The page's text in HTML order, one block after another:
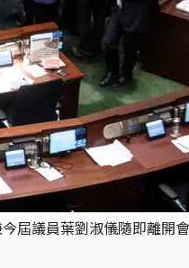
屆議員葉劉淑儀隨即離開